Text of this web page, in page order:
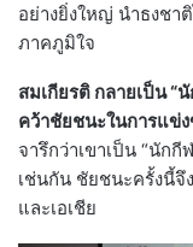
อย่างยิ่งใหญ่ นำธงชา
ภาคภูมิใจ
สมเกียรติ กลายเป็น
คว้าชัยชนะในการแข่ง
จารึกว่าเขาเป็น “นัก
เช่นกัน ชัยชนะครั้งนี้จึ
และเอเชีย